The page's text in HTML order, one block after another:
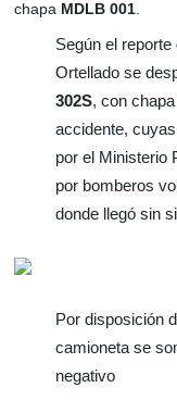
chapa MDLB 001.
Según el
Ortellado se
302S, con chapa
accidente,
por el Ministerio
por bomberos
donde llegó sin
Por disposición
camioneta se
negativo